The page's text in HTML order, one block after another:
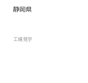
静岡県
工場見学